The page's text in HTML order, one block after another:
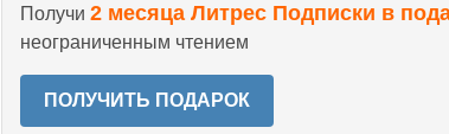
Получи 2 месяца Литрес Подписки в
неограниченным чтением
ПОЛУЧИТЬ ПОДАРОК